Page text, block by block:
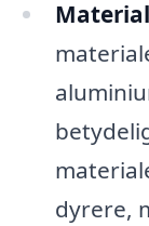
dyrere,